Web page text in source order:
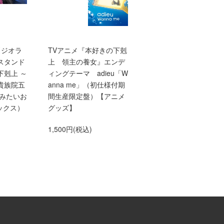
オラ
タンド
剋上 ～
族院五
たいお
ス）
TVアニメ『本好きの下剋
上 領主の養女』エンデ
ィングテーマ adieu「W
anna me」（初仕様付期
間生産限定盤）【アニメ
グッズ】
1,500円(税込)